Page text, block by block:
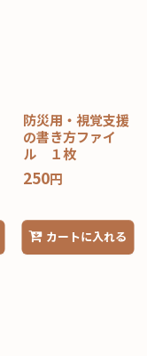
防災用・視覚支援
の書き方ファイ
ル １枚
250円
カートに入れる